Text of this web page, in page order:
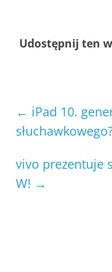
Udostępnij ten
← iPad 10.
vivo prezentuje
W! →